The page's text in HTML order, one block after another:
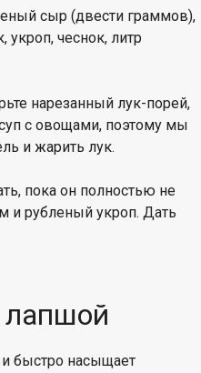
сыр (двести граммов),
укроп, чеснок, литр
нарезанный лук-порей,
с овощами, поэтому мы
и жарить лук.
пока он полностью не
и рубленый укроп. Дать
лапшой
быстро насыщает